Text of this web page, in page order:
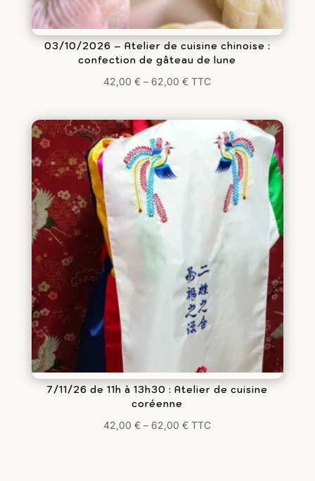
03/10/2026 – Atelier de cuisine chinoise :
confection de gâteau de lune
42,00€ –62,00€ TTC
7/11/26 de 11h à 13h30 : Atelier de cuisine
coréenne
42,00€ –62,00€ TTC